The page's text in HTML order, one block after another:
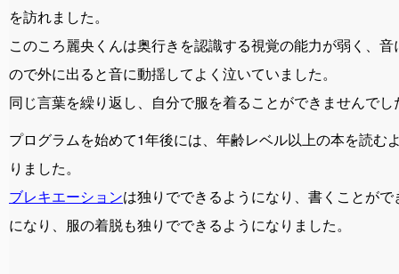
を訪れました。
このころ麗央くんは奥行きを認識する視覚の能力が弱く、音
ので外に出ると音に動揺してよく泣いていました。
同じ言葉を繰り返し、自分で服を着ることができませんでし
プログラムを始めて1年後には、年齢レベル以上の本を読む
りました。
ブレキエーションは独りでできるようになり、書くことがで
になり、服の着脱も独りでできるようになりました。